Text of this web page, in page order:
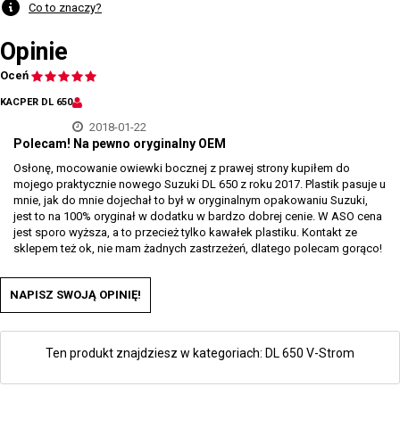
Co to znaczy?
Opinie
Oceń
KACPER DL 650
2018-01-22
Polecam! Na pewno oryginalny OEM
Osłonę, mocowanie owiewki bocznej z prawej strony kupiłem do
mojego praktycznie nowego Suzuki DL 650 z roku 2017. Plastik pasuje u
mnie, jak do mnie dojechał to był w oryginalnym opakowaniu Suzuki,
jest to na 100% oryginał w dodatku w bardzo dobrej cenie. W ASO cena
jest sporo wyższa, a to przecież tylko kawałek plastiku. Kontakt ze
sklepem też ok, nie mam żadnych zastrzeżeń, dlatego polecam gorąco!
NAPISZ SWOJĄ OPINIĘ!
Ten produkt znajdziesz w kategoriach: DL 650 V-Strom